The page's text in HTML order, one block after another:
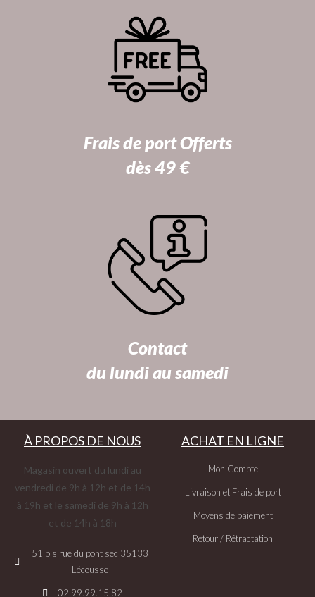
Frais de port Offerts
dès 49 €
Contact
du lundi au samedi
À PROPOS DE NOUS
Magasin ouvert du lundi au
vendredi de 9h à 12h et de 14h
à 19h et le samedi de 9h à 12h
et de 14h à 18h
51 bis rue du pont sec 35133
Lécousse
02.99.99.15.82
ACHAT EN LIGNE
Mon Compte
Livraison et Frais de port
Moyens de paiement
Retour / Rétractation